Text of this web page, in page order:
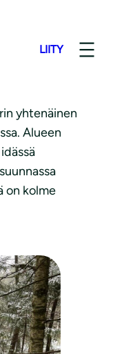
LIITY
yhtenäinen
Alueen
on kolme